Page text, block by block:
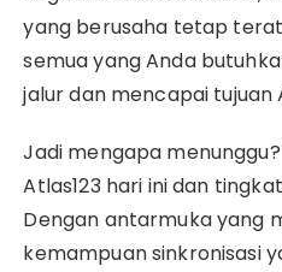
yang berusaha tetap
semua yang Anda
jalur dan mencapai tujuan
Jadi mengapa
Atlas123 hari ini dan
Dengan antarmuka yang
kemampuan sinkronisasi